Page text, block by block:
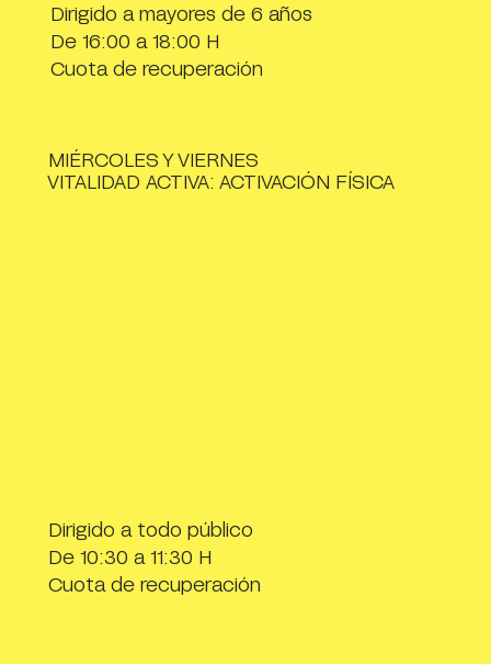
Dirigido a mayores de 6 años
De 16:00 a 18:00 H
Cuota de recuperación
VITALIDAD ACTIVA: ACTIVACIÓN FÍSICA
MIÉRCOLES Y VIERNES
Dirigido a todo público
De 10:30 a 11:30 H
Cuota de recuperación